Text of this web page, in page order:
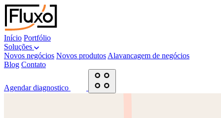
Início Portfólio
Soluções
Novos negócios Novos produtos Alavancagem de negócios
Blog Contato
Agendar diagnostico